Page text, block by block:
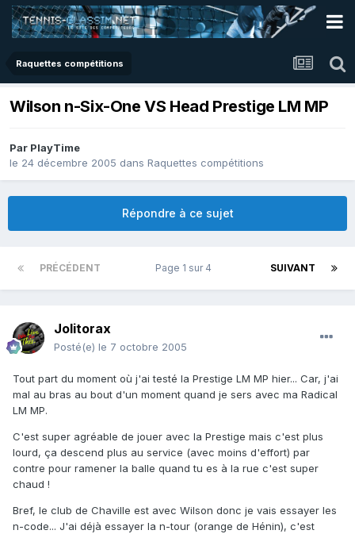
Raquettes compétitions
Wilson n-Six-One VS Head Prestige LM MP
Par PlayTime
le 24 décembre 2005 dans Raquettes compétitions
Répondre à ce sujet
PRÉCÉDENT SUIVANT
Page 1 sur 4
Jolitorax
Posté(e) le 7 octobre 2005
Tout part du moment où j'ai testé la Prestige LM MP hier... Car, j'ai
mal au bras au bout d'un moment quand je sers avec ma Radical
LM MP.
C'est super agréable de jouer avec la Prestige mais c'est plus
lourd, ça descend plus au service (avec moins d'effort) par
contre pour ramener la balle quand tu es à la rue c'est super
chaud !
Bref, le club de Chaville est avec Wilson donc je vais essayer les
n-code... J'ai déjà essayer la n-tour (orange de Hénin), c'est